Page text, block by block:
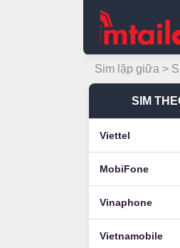
Sim lặp giữa >
SIM
Viettel
MobiFone
Vinaphone
Vietnamobile